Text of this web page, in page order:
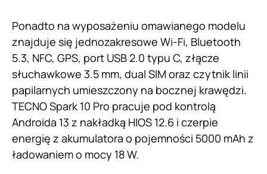
Ponadto na wyposażeniu omawianego modelu
znajduje się jednozakresowe Wi-Fi, Bluetooth
5.3, NFC, GPS, port USB 2.0 typu C, złącze
słuchawkowe 3.5 mm, dual SIM oraz czytnik linii
papilarnych umieszczony na bocznej krawędzi.
TECNO Spark 10 Pro pracuje pod kontrolą
Androida 13 z nakładką HIOS 12.6 i czerpie
energię z akumulatora o pojemności 5000 mAh z
ładowaniem o mocy 18 W.